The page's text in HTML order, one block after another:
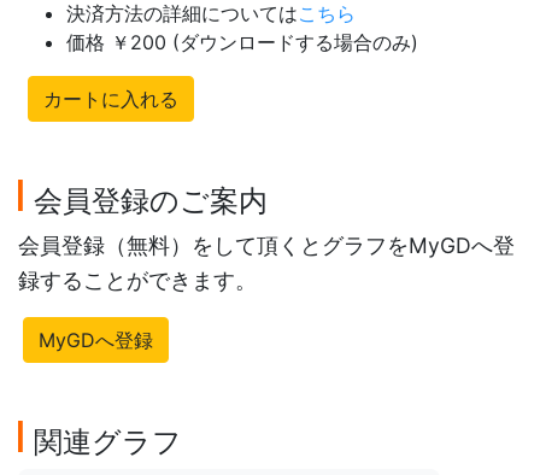
決済方法の詳細についてはこちら
価格 ￥200 (ダウンロードする場合のみ)
カートに入れる
会員登録のご案内
会員登録（無料）をして頂くとグラフをMyGDへ登
録することができます。
MyGDへ登録
関連グラフ